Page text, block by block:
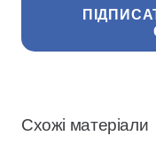
Схожі матеріали